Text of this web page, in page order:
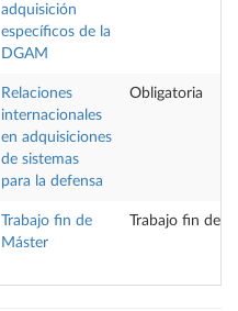
adquisición
específicos de la
DGAM
Relaciones
internacionales
en adquisiciones
de sistemas
para la defensa
Obligatoria
Trabajo fin de
Máster
Trabajo fin de